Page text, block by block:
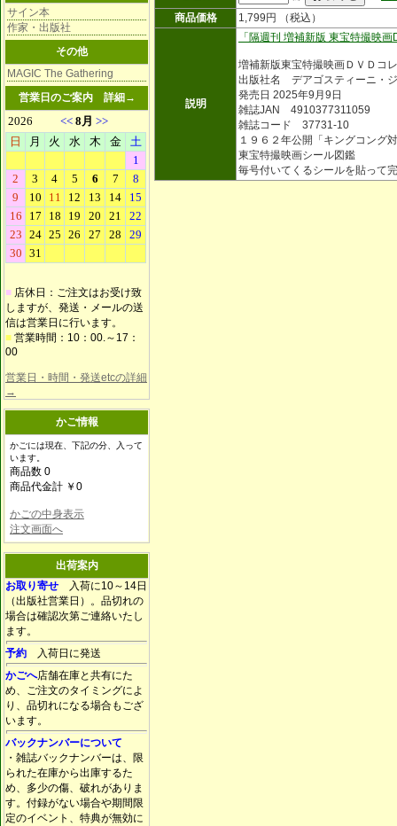
サイン本
作家・出版社
その他
MAGIC The Gathering
営業日のご案内 詳細→
■ 店休日：ご注文はお受け致
しますが、発送・メールの送
信は営業日に行います。
■ 営業時間：10：00.～17：
00
営業日・時間・発送etcの詳細
→
かご情報
かごには現在、下記の分、入って
います。
商品数 0
商品代金計 ￥0
かごの中身表示
注文画面へ
出荷案内
お取り寄せ 入荷に10～14日
（出版社営業日）。品切れの
場合は確認次第ご連絡いたし
ます。
予約 入荷日に発送
かごへ店舗在庫と共有にた
め、ご注文のタイミングによ
り、品切れになる場合もござ
います。
バックナンバーについて
・雑誌バックナンバーは、限
られた在庫から出庫するた
め、多少の傷、破れがありま
す。付録がない場合や期間限
定のイベント、特典が無効に
商品価格
1,799円 （税込）
説明
「隔週刊 増補新版 東宝特撮映
増補新版東宝特撮映画ＤＶＤコ
出版社名 デアゴスティーニ・
発売日 2025年9月9日
雑誌JAN 4910377311059
雑誌コード 37731-10
１９６２年公開「キングコング
東宝特撮映画シール図鑑
毎号付いてくるシールを貼って